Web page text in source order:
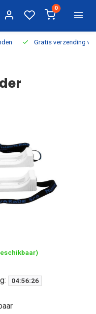
0
Gratis verzending
04:56:25